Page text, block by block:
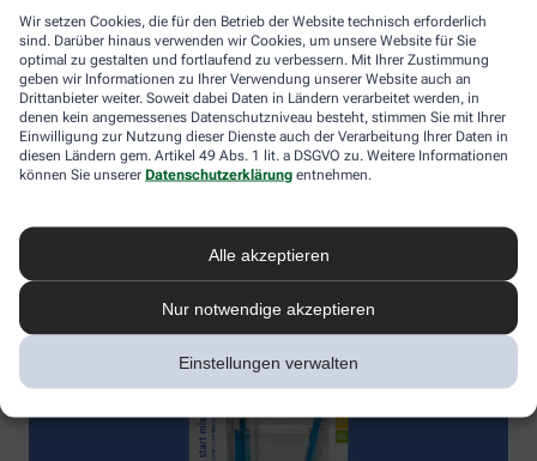
Wir setzen Cookies, die für den Betrieb der Website technisch erforderlich
sind. Darüber hinaus verwenden wir Cookies, um unsere Website für Sie
optimal zu gestalten und fortlaufend zu verbessern. Mit Ihrer Zustimmung
geben wir Informationen zu Ihrer Verwendung unserer Website auch an
Drittanbieter weiter. Soweit dabei Daten in Ländern verarbeitet werden, in
denen kein angemessenes Datenschutzniveau besteht, stimmen Sie mit Ihrer
Einwilligung zur Nutzung dieser Dienste auch der Verarbeitung Ihrer Daten in
diesen Ländern gem. Artikel 49 Abs. 1 lit. a DSGVO zu. Weitere Informationen
können Sie unserer Datenschutzerklärung entnehmen.
Alle akzeptieren
Nur notwendige akzeptieren
Einstellungen verwalten
Interdentalbürsten „prime“
reinigen den gesamten kritischen
Zahnzwischenraum effektiv und verletzungsfrei: vom
Zahnfleischrand über die konkaven Nischen bis direkt unter die
Kontaktstelle. Selbst kleinste Interdentalräume werden ohne
Verletzungsgefahr behandelt – dank Cural®, dem hauchdünnen
und extrastarken Chirurgendraht, mit dem eine einzige
Reinigungsbewegung ausreicht: einmal rein und raus. Fertig.
Das House of Mouth bündelt dieses Wissen – und macht